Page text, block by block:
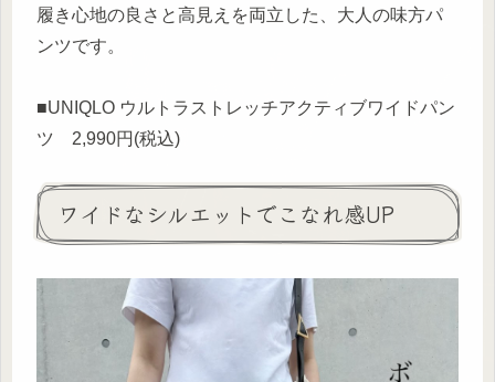
履き心地の良さと高見えを両立した、大人の味方パ
ンツです。
■UNIQLO ウルトラストレッチアクティブワイドパン
ツ 2,990円(税込)
ワイドなシルエットでこなれ感UP